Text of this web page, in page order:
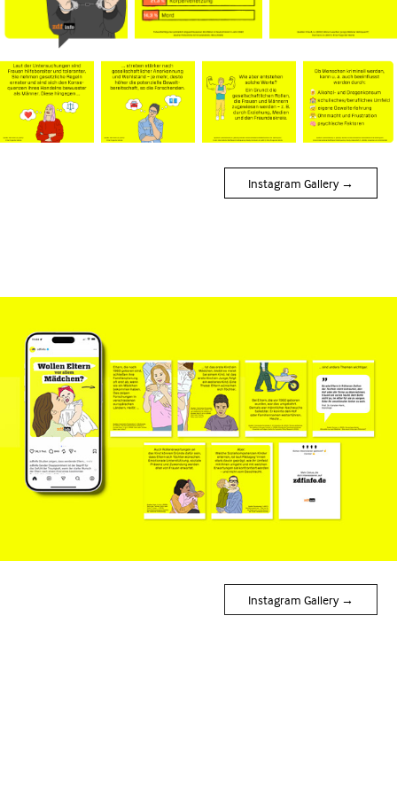
Instagram Gallery →
Instagram Gallery →